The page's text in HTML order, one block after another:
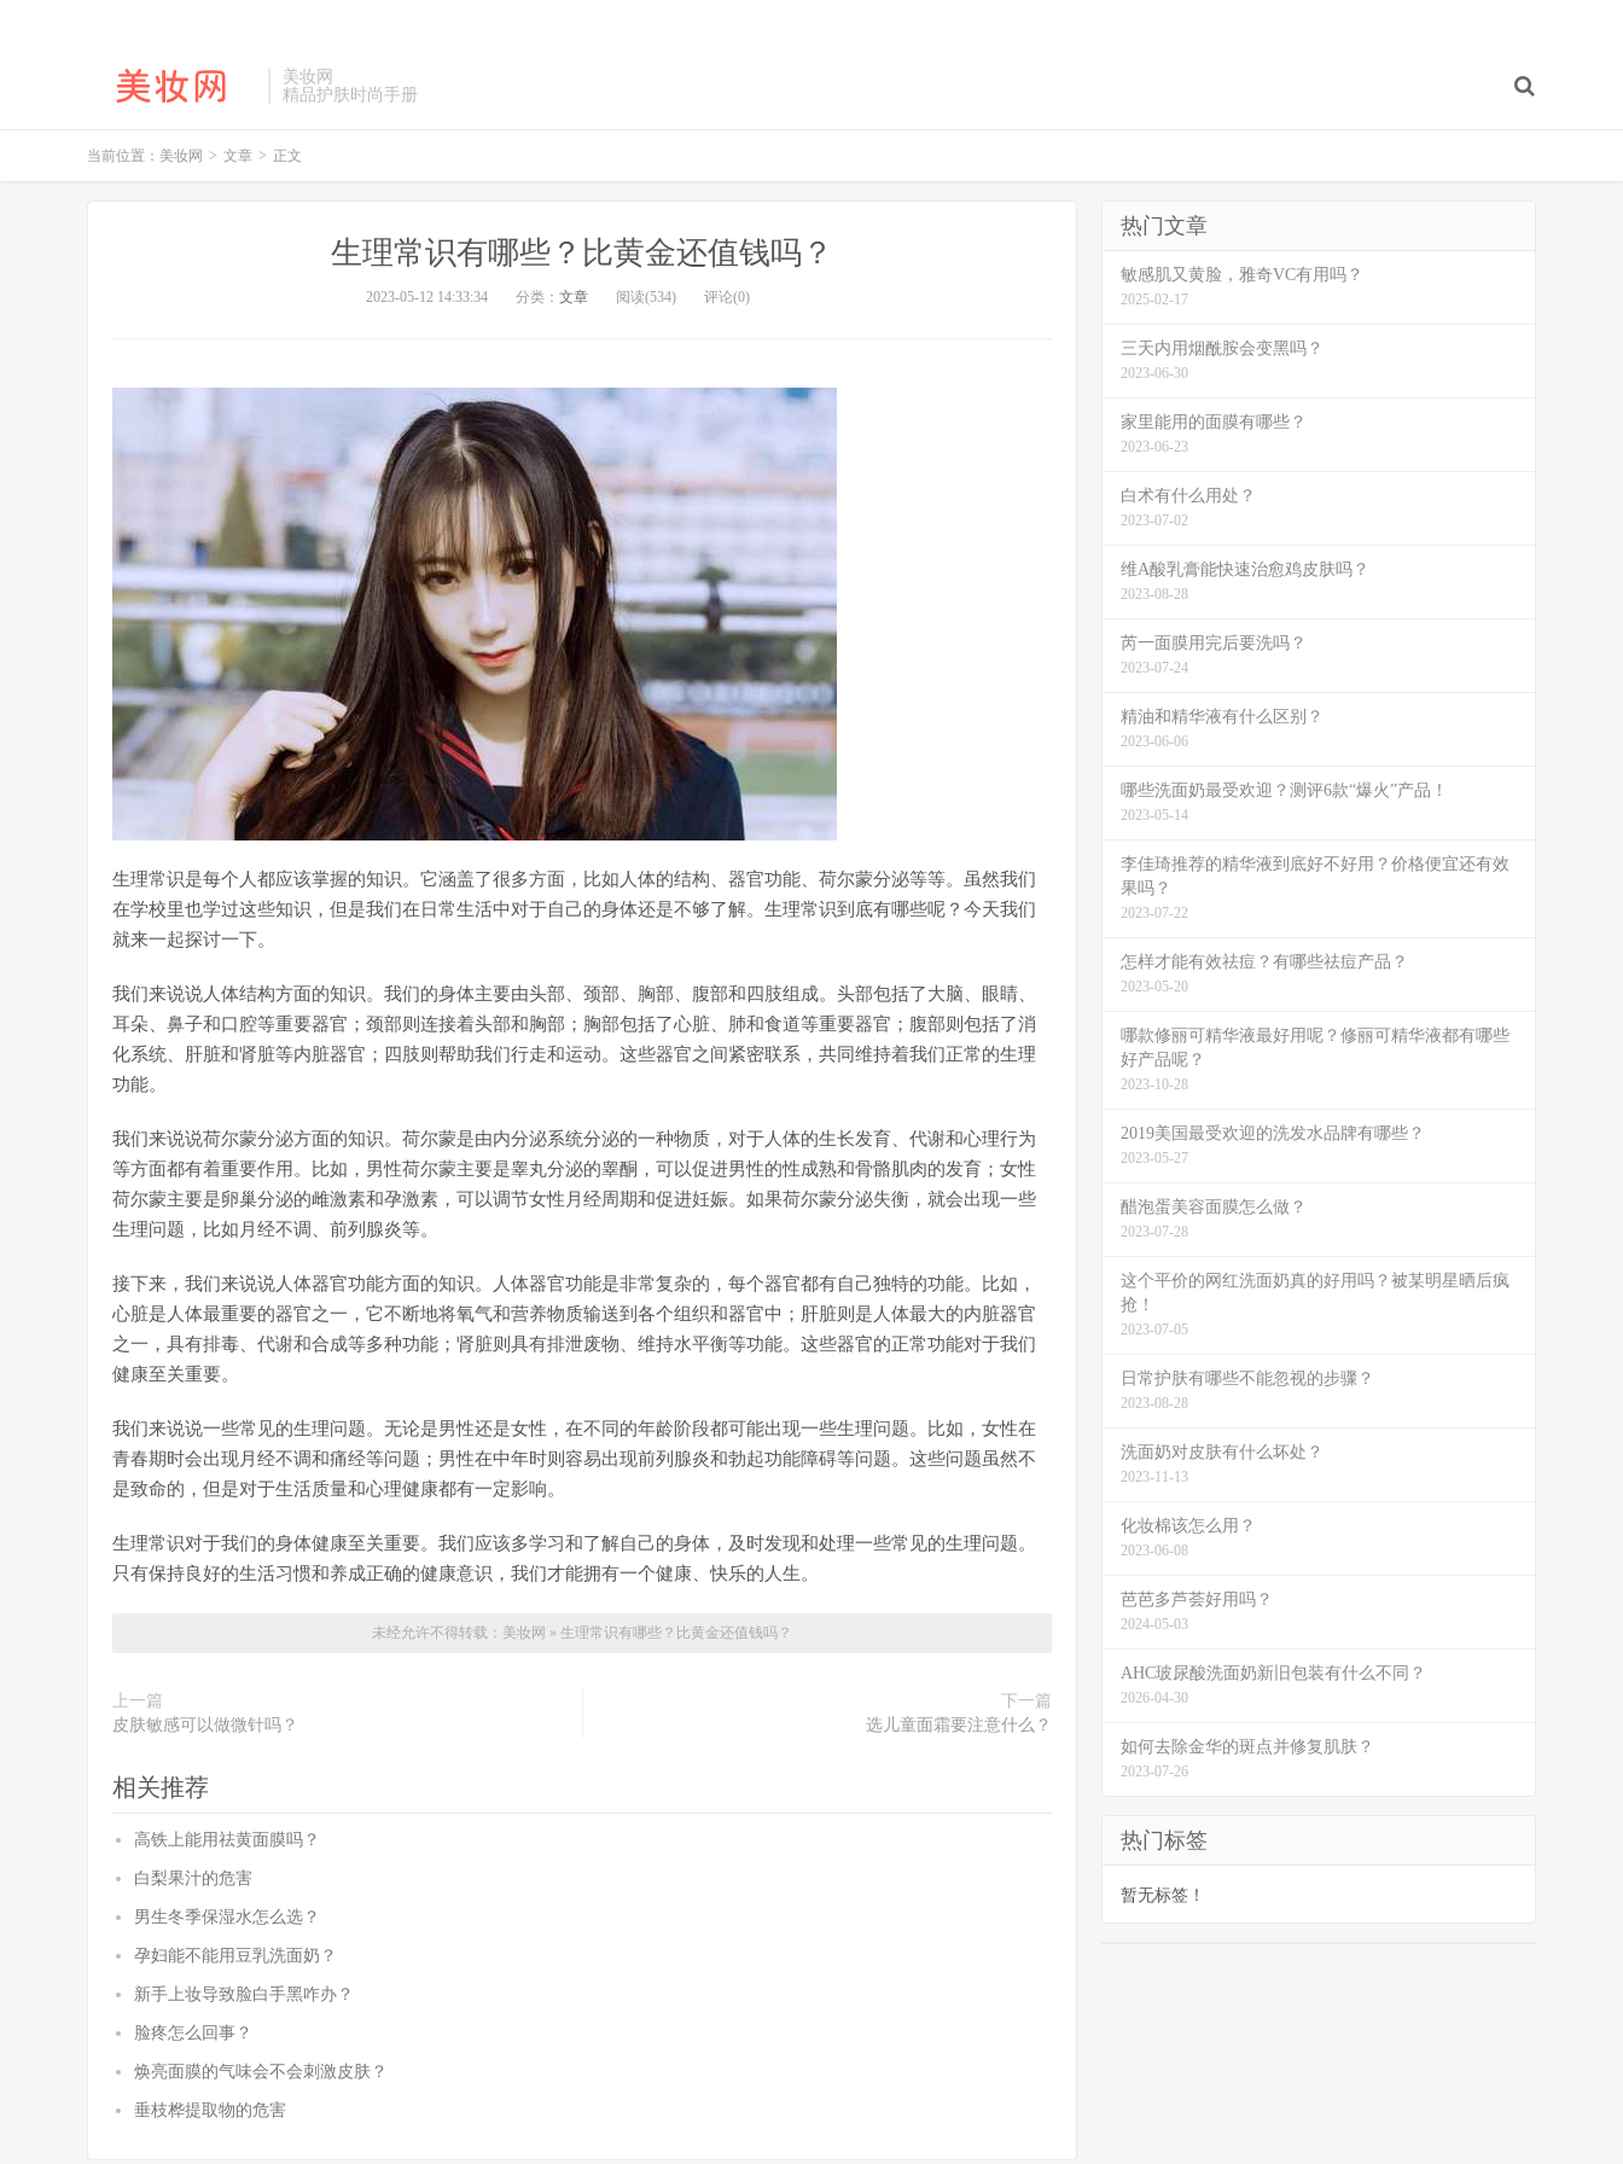
美妆网
精品护肤时尚手册
当前位置： 美妆网 > 文章 > 正文
生理常识有哪些？比黄金还值钱吗？
2023-05-12 14:33:34 分类： 文章 阅读(534) 评论(0)
生理常识是每个人都应该掌握的知识。它涵盖了很多方面，比如人体的结构、器官功能、荷尔蒙分泌等等。虽然我们
在学校里也学过这些知识，但是我们在日常生活中对于自己的身体还是不够了解。生理常识到底有哪些呢？今天我们
就来一起探讨一下。
我们来说说人体结构方面的知识。我们的身体主要由头部、颈部、胸部、腹部和四肢组成。头部包括了大脑、眼睛、
耳朵、鼻子和口腔等重要器官；颈部则连接着头部和胸部；胸部包括了心脏、肺和食道等重要器官；腹部则包括了消
化系统、肝脏和肾脏等内脏器官；四肢则帮助我们行走和运动。这些器官之间紧密联系，共同维持着我们正常的生理
功能。
我们来说说荷尔蒙分泌方面的知识。荷尔蒙是由内分泌系统分泌的一种物质，对于人体的生长发育、代谢和心理行为
等方面都有着重要作用。比如，男性荷尔蒙主要是睾丸分泌的睾酮，可以促进男性的性成熟和骨骼肌肉的发育；女性
荷尔蒙主要是卵巢分泌的雌激素和孕激素，可以调节女性月经周期和促进妊娠。如果荷尔蒙分泌失衡，就会出现一些
生理问题，比如月经不调、前列腺炎等。
接下来，我们来说说人体器官功能方面的知识。人体器官功能是非常复杂的，每个器官都有自己独特的功能。比如，
心脏是人体最重要的器官之一，它不断地将氧气和营养物质输送到各个组织和器官中；肝脏则是人体最大的内脏器官
之一，具有排毒、代谢和合成等多种功能；肾脏则具有排泄废物、维持水平衡等功能。这些器官的正常功能对于我们
健康至关重要。
我们来说说一些常见的生理问题。无论是男性还是女性，在不同的年龄阶段都可能出现一些生理问题。比如，女性在
青春期时会出现月经不调和痛经等问题；男性在中年时则容易出现前列腺炎和勃起功能障碍等问题。这些问题虽然不
是致命的，但是对于生活质量和心理健康都有一定影响。
生理常识对于我们的身体健康至关重要。我们应该多学习和了解自己的身体，及时发现和处理一些常见的生理问题。
只有保持良好的生活习惯和养成正确的健康意识，我们才能拥有一个健康、快乐的人生。
未经允许不得转载： 美妆网 » 生理常识有哪些？比黄金还值钱吗？
上一篇
皮肤敏感可以做微针吗？
下一篇
选儿童面霜要注意什么？
相关推荐
高铁上能用祛黄面膜吗？
白梨果汁的危害
男生冬季保湿水怎么选？
孕妇能不能用豆乳洗面奶？
新手上妆导致脸白手黑咋办？
脸疼怎么回事？
焕亮面膜的气味会不会刺激皮肤？
垂枝桦提取物的危害
热门文章
敏感肌又黄脸，雅奇VC有用吗？
2025-02-17
三天内用烟酰胺会变黑吗？
2023-06-30
家里能用的面膜有哪些？
2023-06-23
白术有什么用处？
2023-07-02
维A酸乳膏能快速治愈鸡皮肤吗？
2023-08-28
芮一面膜用完后要洗吗？
2023-07-24
精油和精华液有什么区别？
2023-06-06
哪些洗面奶最受欢迎？测评6款“爆火”产品！
2023-05-14
李佳琦推荐的精华液到底好不好用？价格便宜还有效
果吗？
2023-07-22
怎样才能有效祛痘？有哪些祛痘产品？
2023-05-20
哪款修丽可精华液最好用呢？修丽可精华液都有哪些
好产品呢？
2023-10-28
2019美国最受欢迎的洗发水品牌有哪些？
2023-05-27
醋泡蛋美容面膜怎么做？
2023-07-28
这个平价的网红洗面奶真的好用吗？被某明星晒后疯
抢！
2023-07-05
日常护肤有哪些不能忽视的步骤？
2023-08-28
洗面奶对皮肤有什么坏处？
2023-11-13
化妆棉该怎么用？
2023-06-08
芭芭多芦荟好用吗？
2024-05-03
AHC玻尿酸洗面奶新旧包装有什么不同？
2026-04-30
如何去除金华的斑点并修复肌肤？
2023-07-26
热门标签
暂无标签！